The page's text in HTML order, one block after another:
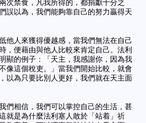
次禁食，凡我所得的，都捐獻十分之
誤以為，我們能夠靠自己的努力贏得天
他人來獲得優越感，當我們無法在自己
，便藉由與他人比較來肯定自己。法利
顯的例子：「天主，我感謝你，因為我
這個稅吏。」當我們開始比較，就會
以為只要比別人更好，我們就在天主面
們相信，我們可以掌控自己的生活，甚
就是為什麼法利塞人敢於「站着」祈